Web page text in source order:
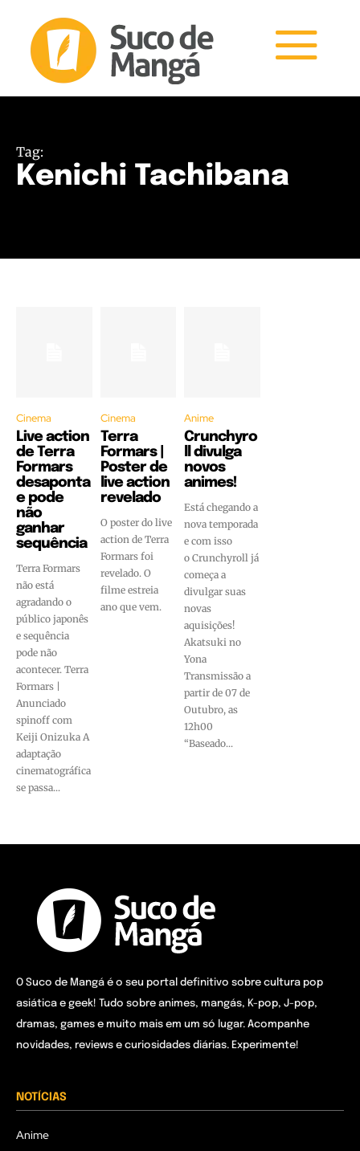
Tag:
Kenichi Tachibana
Cinema
Live action
de Terra
Formars
desaponta
e pode
não
ganhar
sequência
Terra Formars
não está
agradando o
público japonês
e sequência
pode não
acontecer. Terra
Formars |
Anunciado
spinoff com
Keiji Onizuka A
adaptação
cinematográfica
se passa...
Cinema
Terra
Formars |
Poster de
live action
revelado
O poster do live
action de Terra
Formars foi
revelado. O
filme estreia
ano que vem.
Anime
Crunchyro
ll divulga
novos
animes!
Está chegando a
nova temporada
e com isso
o Crunchyroll já
começa a
divulgar suas
novas
aquisições!
Akatsuki no
Yona
Transmissão a
partir de 07 de
Outubro, as
12h00
“Baseado...
O Suco de Mangá é o seu portal definitivo sobre cultura pop
asiática e geek! Tudo sobre animes, mangás, K-pop, J-pop,
dramas, games e muito mais em um só lugar. Acompanhe
novidades, reviews e curiosidades diárias. Experimente!
NOTÍCIAS
Anime